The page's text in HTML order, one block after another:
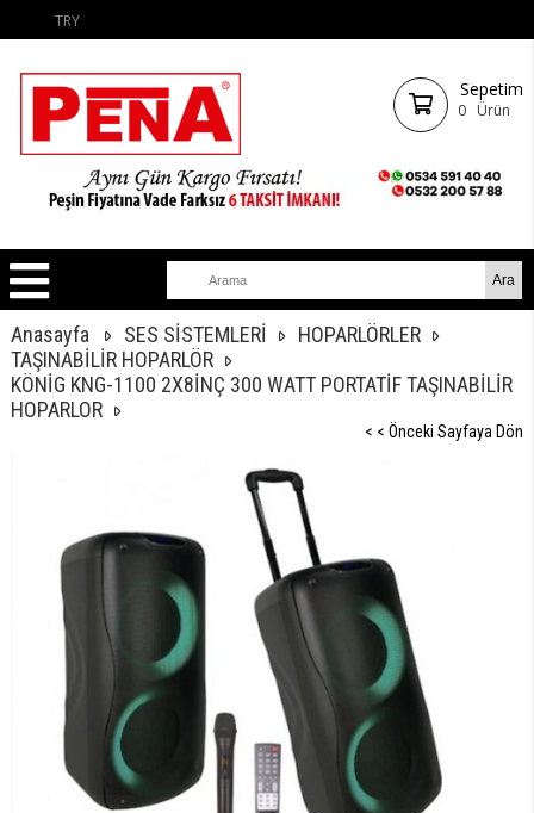
TRY
Sepetim
0 Ürün
Anasayfa SES SİSTEMLERİ
HOPARLÖRLER
TAŞINABİLİR HOPARLÖR
KÖNİG KNG-1100 2X8İNÇ 300 WATT PORTATİF TAŞINABİLİR
HOPARLOR
< < Önceki Sayfaya Dön